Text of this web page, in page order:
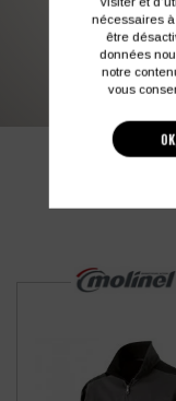
03 27 28
nécessaires
être
données
notre
vous